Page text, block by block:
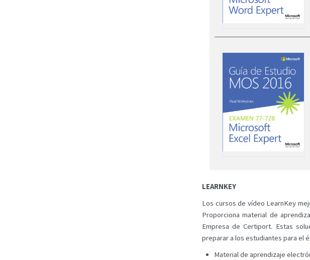
LEARNKEY
Los cursos de vídeo LearnKey
Proporciona material de
Empresa de Certiport. Estas
preparar a los estudiantes para el
Material de aprendizaje